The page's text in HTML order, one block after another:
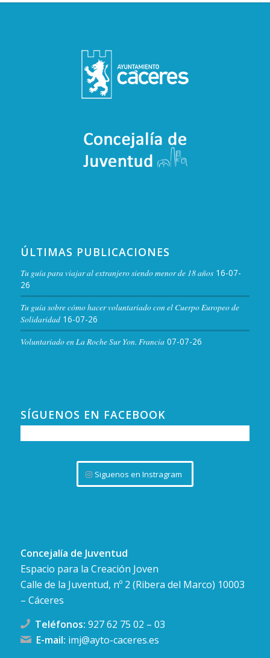
ÚLTIMAS PUBLICACIONES
Tu guía para viajar al extranjero siendo menor de 18 años 16-07-
26
Tu guía sobre cómo hacer voluntariado con el Cuerpo Europeo de
Solidaridad 16-07-26
Voluntariado en La Roche Sur Yon. Francia 07-07-26
SÍGUENOS EN FACEBOOK
Siguenos en Instragram
Concejalía de Juventud
Espacio para la Creación Joven
Calle de la Juventud, nº 2 (Ribera del Marco) 10003
– Cáceres
Teléfonos: 927 62 75 02 – 03
E-mail: imj@ayto-caceres.es